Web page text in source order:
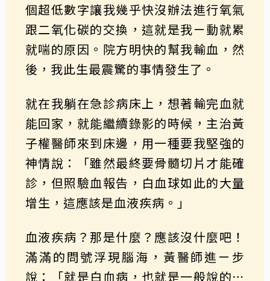
個超低數字讓我幾乎快沒辦法進行氧氣
跟二氧化碳的交換，這就是我ㄧ動就累
就喘的原因。院方明快的幫我輸血，然
後，我此生最震驚的事情發生了。
就在我躺在急診病床上，想著輸完血就
能回家，就能繼續錄影的時候，主治黃
子權醫師來到床邊，用一種要我堅強的
神情說：「雖然最終要骨髓切片才能確
診，但照驗血報告，白血球如此的大量
增生，這應該是血液疾病。」
血液疾病？那是什麼？應該沒什麼吧！
滿滿的問號浮現腦海，黃醫師進ㄧ步
說：「就是白血病，也就是一般說的⋯